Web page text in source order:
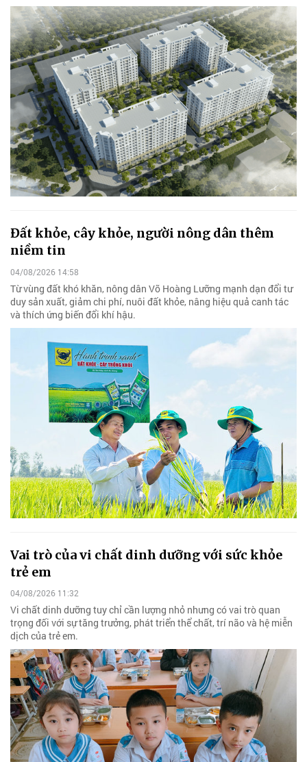
Đất khỏe, cây khỏe, người nông dân thêm
niềm tin
04/08/2026 14:58
Từ vùng đất khó khăn, nông dân Võ Hoàng Lưỡng mạnh dạn đổi tư
duy sản xuất, giảm chi phí, nuôi đất khỏe, nâng hiệu quả canh tác
và thích ứng biến đổi khí hậu.
Vai trò của vi chất dinh dưỡng với sức khỏe
trẻ em
04/08/2026 11:32
Vi chất dinh dưỡng tuy chỉ cần lượng nhỏ nhưng có vai trò quan
trọng đối với sự tăng trưởng, phát triển thể chất, trí não và hệ miễn
dịch của trẻ em.